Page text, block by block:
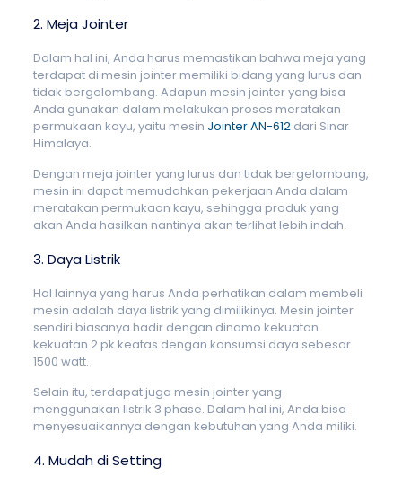
2. Meja Jointer
Dalam hal ini, Anda harus memastikan bahwa meja yang
terdapat di mesin jointer memiliki bidang yang lurus dan
tidak bergelombang. Adapun mesin jointer yang bisa
Anda gunakan dalam melakukan proses meratakan
permukaan kayu, yaitu mesin Jointer AN-612dari Sinar
Himalaya.
Dengan meja jointer yang lurus dan tidak bergelombang,
mesin ini dapat memudahkan pekerjaan Anda dalam
meratakan permukaan kayu, sehingga produk yang
akan Anda hasilkan nantinya akan terlihat lebih indah.
3. Daya Listrik
Hal lainnya yang harus Anda perhatikan dalam membeli
mesin adalah daya listrik yang dimilikinya. Mesin jointer
sendiri biasanya hadir dengan dinamo kekuatan
kekuatan 2 pk keatas dengan konsumsi daya sebesar
1500 watt.
Selain itu, terdapat juga mesin jointer yang
menggunakan listrik 3 phase. Dalam hal ini, Anda bisa
menyesuaikannya dengan kebutuhan yang Anda miliki.
4. Mudah di Setting